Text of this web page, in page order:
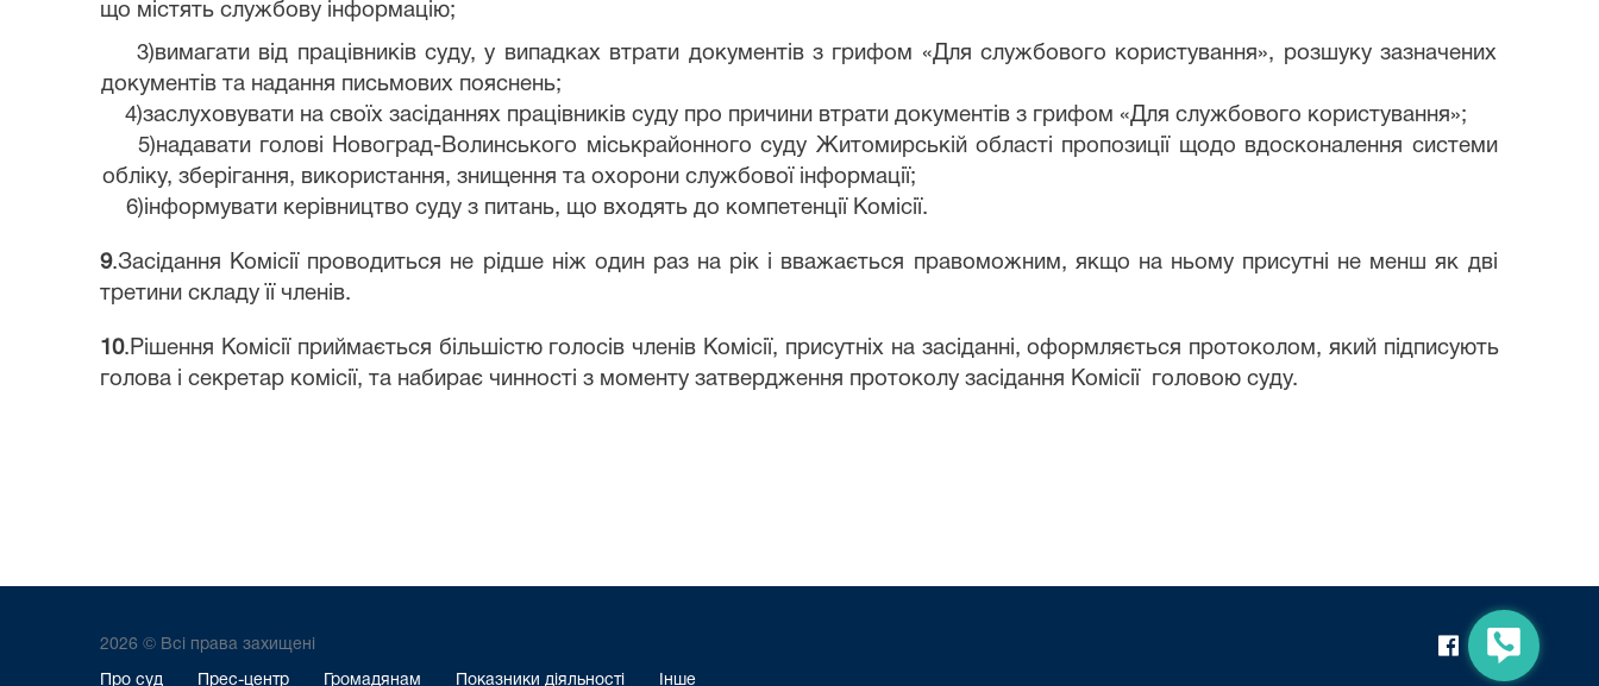
що містять службову інформацію;
3)вимагати від працівників суду, у випадках втрати документів з грифом «Для службового користування», розшуку зазначених
документів та надання письмових пояснень;
4)заслуховувати на своїх засіданнях працівників суду про причини втрати документів з грифом «Для службового користування»;
5)надавати голові Новоград-Волинського міськрайонного суду Житомирській області пропозиції щодо вдосконалення системи
обліку, зберігання, використання, знищення та охорони службової інформації;
6)інформувати керівництво суду з питань, що входять до компетенції Комісії.
9.Засідання Комісії проводиться не рідше ніж один раз на рік і вважається правоможним, якщо на ньому присутні не менш як дві
третини складу її членів.
10.Рішення Комісії приймається більшістю голосів членів Комісії, присутніх на засіданні, оформляється протоколом, який підписують
голова і секретар комісії, та набирає чинності з моменту затвердження протоколу засідання Комісії
головою суду.
2026 © Всі права захищені
Про суд Прес-центр Громадянам Показники діяльності Інше